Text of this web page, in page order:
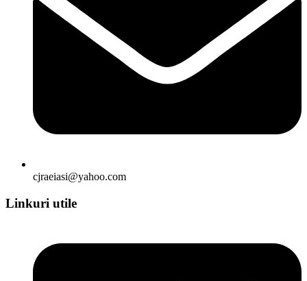
cjraeiasi@yahoo.com
Linkuri utile